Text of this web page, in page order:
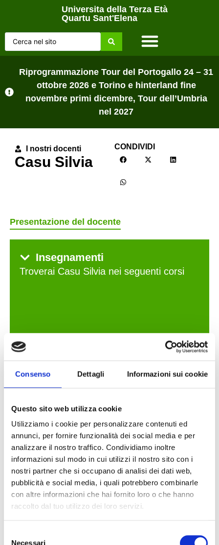
Consenso Dettagli Informazioni sui cookie
Questo sito web utilizza cookie
Utilizziamo i cookie per personalizzare contenuti ed
annunci, per fornire funzionalità dei social media e per
analizzare il nostro traffico. Condividiamo inoltre
informazioni sul modo in cui utilizzi il nostro sito con i
nostri partner che si occupano di analisi dei dati web,
pubblicità e social media, i quali potrebbero combinarle
con altre informazioni che hai fornito loro o che hanno
raccolto dal tuo utilizzo dei loro servizi.
Necessari
Universita della Terza Età
Quartu Sant'Elena
Riprogrammazione Tour del Portogallo 24 – 31
ottobre 2026 e Torino e hinterland fine
novembre primi dicembre, Tour dell’Umbria
nel 2027
I nostri docenti
Casu Silvia
CONDIVIDI
Presentazione del docente
Insegnamenti
Troverai Casu Silvia nei seguenti corsi
Astrofisica
Docenti:
Casu Silvia